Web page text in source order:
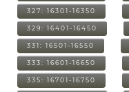
327: 16301-16350
329: 16401-16450
331: 16501-16550
333: 16601-16650
335: 16701-16750